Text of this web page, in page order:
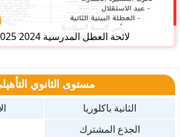
لائحة العطل المدرسية 2024 2025 بالمغرب
مستوى الثانوي
الثانية باكلوريا
الجذع المشترك